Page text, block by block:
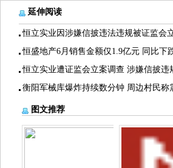
延伸阅读
恒立实业因涉嫌信披违法违规被证监会
恒盛地产6月销售金额仅1.9亿元 同比下
恒立实业遭证监会立案调查 涉嫌信披违
衡阳军械库爆炸持续数分钟 周边村民称
图文推荐